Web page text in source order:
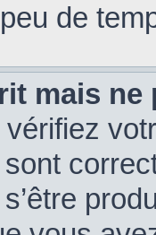
de
mais ne
sont